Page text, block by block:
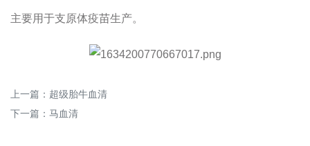
主要用于支原体疫苗生产。
上一篇： 超级胎牛血清
下一篇： 马血清